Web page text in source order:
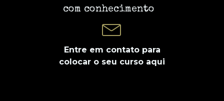
com conhecimento
Entre em contato para
colocar o seu curso aqui